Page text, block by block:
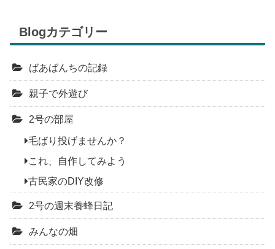
Blogカテゴリー
ばあばんちの記録
親子で外遊び
2号の部屋
毛ばり投げませんか？
これ、自作してみよう
古民家のDIY改修
2号の週末養蜂日記
みんなの畑